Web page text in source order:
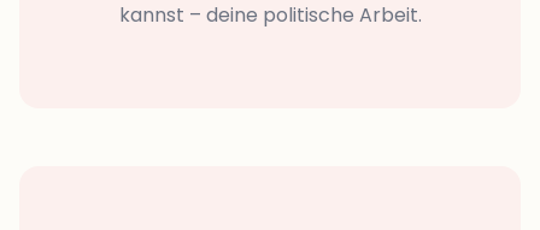
kannst – deine politische Arbeit.